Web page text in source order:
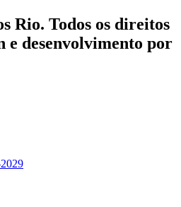
Rio. Todos os direitos
e desenvolvimento por